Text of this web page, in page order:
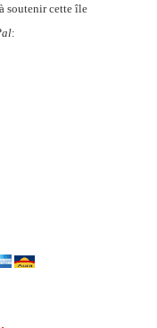
soutenir cette île
: